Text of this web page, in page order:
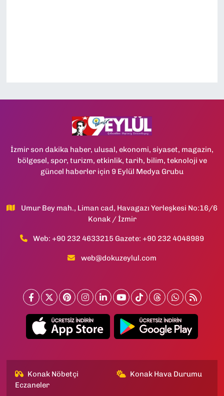
İzmir son dakika haber, ulusal, ekonomi, siyaset, magazin,
bölgesel, spor, turizm, etkinlik, tarih, bilim, teknoloji ve
güncel haberler için 9 Eylül Medya Grubu
Umur Bey mah., Liman cad, Havagazı Yerleşkesi No:16/6
Konak / İzmir
Web: +90 232 4633215 Gazete: +90 232 4048989
web@dokuzeylul.com
Konak Nöbetçi
Eczaneler
Konak Hava Durumu